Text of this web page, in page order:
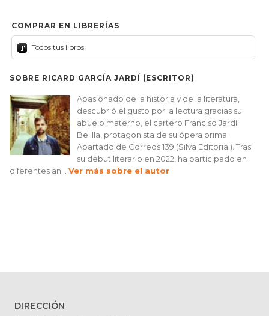
COMPRAR EN LIBRERÍAS
Todos tus libros
SOBRE RICARD GARCÍA JARDÍ (ESCRITOR)
Apasionado de la historia y de la literatura,
descubrió el gusto por la lectura gracias su
abuelo materno, el cartero Franciso Jardí
Belilla, protagonista de su ópera prima
Apartado de Correos 139 (Silva Editorial). Tras
su debut literario en 2022, ha participado en
diferentes an... Ver más sobre el autor
DIRECCIÓN